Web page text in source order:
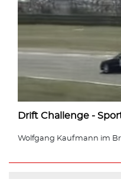
Drift Challenge -
Wolfgang Kaufmann im